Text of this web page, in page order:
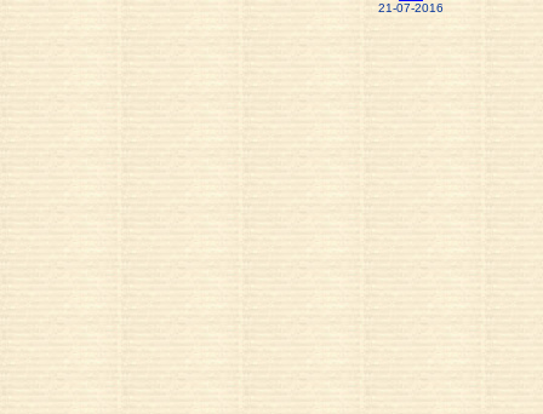
21-07-2016